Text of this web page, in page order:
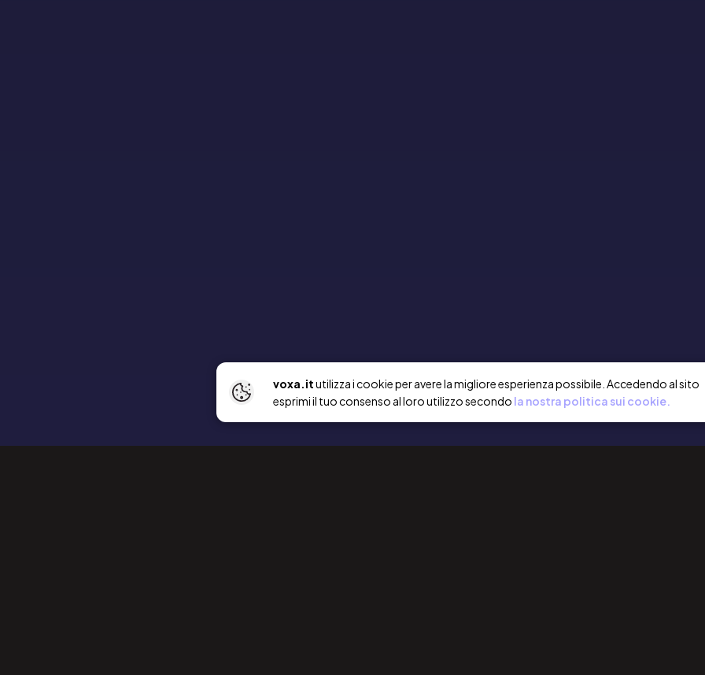
voxa.itutilizza i cookie per avere la migliore esperienza possibile. Accedendo al sito
esprimi il tuo consenso al loro utilizzo secondo la nostra politica sui cookie.